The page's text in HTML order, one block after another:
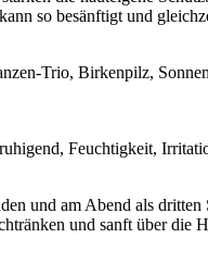
so besänftigt und
Trio, Birkenpilz,
Feuchtigkeit,
und am Abend als
und sanft über die